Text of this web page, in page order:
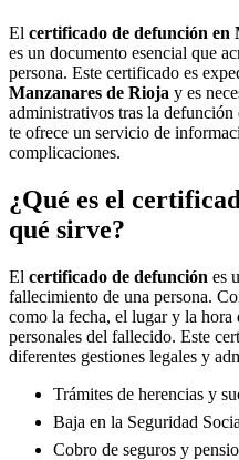
El certificado de defunción en
es un documento esencial que
persona. Este certificado es
Manzanares de Rioja y es
administrativos tras la
te ofrece un servicio de
complicaciones.
¿Qué es el
qué sirve?
El certificado de defunción es
fallecimiento de una persona.
como la fecha, el lugar y la hora
personales del fallecido. Este
diferentes gestiones legales y
Trámites de herencias y
Baja en la Seguridad
Cobro de seguros y